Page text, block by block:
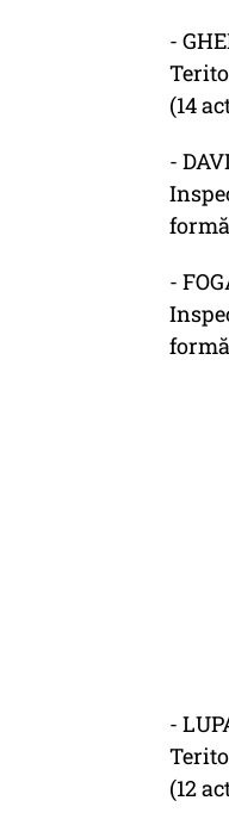
-
(14
-
-
-
(12